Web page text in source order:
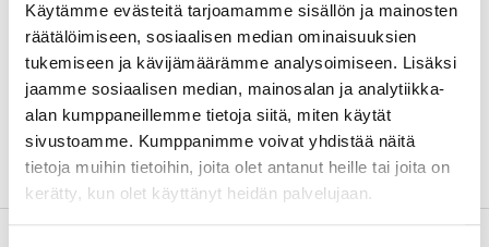
Käytämme evästeitä tarjoamamme sisällön ja mainosten
räätälöimiseen, sosiaalisen median ominaisuuksien
tukemiseen ja kävijämäärämme analysoimiseen. Lisäksi
jaamme sosiaalisen median, mainosalan ja analytiikka-
alan kumppaneillemme tietoja siitä, miten käytät
sivustoamme. Kumppanimme voivat yhdistää näitä
tietoja muihin tietoihin, joita olet antanut heille tai joita on
kerätty, kun olet käyttänyt heidän palvelujaan.
Surrningsstyrka
1100 kg
Brottstyrka
550 kg
Längd
1800 mm
Bredd
25 m